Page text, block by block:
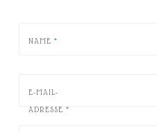
NAME *
E-MAIL-
ADRESSE *